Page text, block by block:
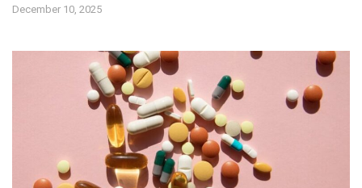
December 10, 2025